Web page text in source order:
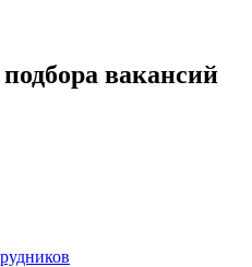
вакансий